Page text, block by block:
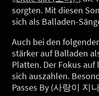
sorgten. Mit diesen
sich als Balladen-
Auch bei den
stärker auf Balladen
Platten. Der Fokus
sich auszahlen.
Passes By (사랑이 지